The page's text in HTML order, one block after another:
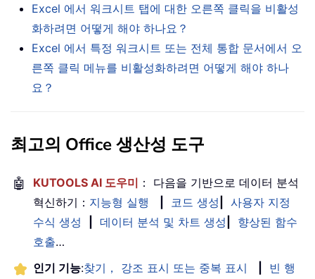
Excel 에서 워크시트 탭에 대한 오른쪽 클릭을 비활성
화하려면 어떻게 해야 하나요？
Excel 에서 특정 워크시트 또는 전체 통합 문서에서 오
른쪽 클릭 메뉴를 비활성화하려면 어떻게 해야 하나
요？
최고의 Office 생산성 도구
🤖 KUTOOLS AI 도우미 ： 다음을 기반으로 데이터 분석
혁신하기： 지능형 실행 코드 생성
사용자 지정
수식 생성
데이터 분석 및 차트 생성
향상된 함수
호출…
인기 기능:찾기， 강조 표시 또는 중복 표시
빈 행